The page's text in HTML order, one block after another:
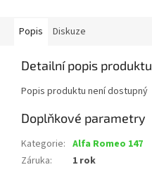
Popis Diskuze
Detailní popis produktu
Popis produktu není dostupný
Doplňkové parametry
Kategorie: Alfa Romeo 147
Záruka: 1 rok